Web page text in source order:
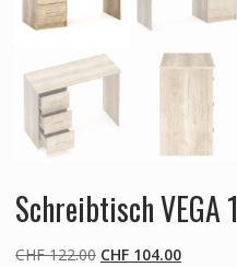
Schreibtisch
CHF122.00 Ursprünglicher
CHF104.00Aktueller